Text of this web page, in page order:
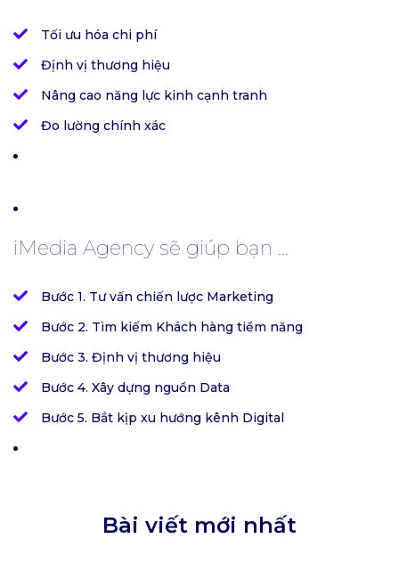
Tối ưu hóa chi phí
Định vị thương hiệu
Nâng cao năng lực kinh cạnh tranh
Đo lường chính xác
iMedia Agency sẽ giúp bạn ...
Bước 1. Tư vấn chiến lược Marketing
Bước 2. Tìm kiếm Khách hàng tiềm năng
Bước 3. Định vị thương hiệu
Bước 4. Xây dựng nguồn Data
Bước 5. Bắt kịp xu hướng kênh Digital
Bài viết mới nhất